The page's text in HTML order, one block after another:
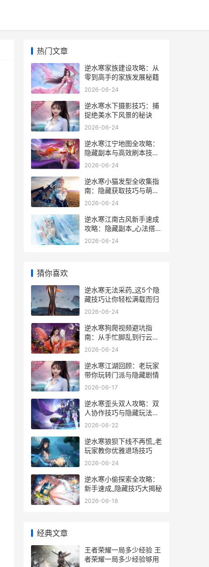
热门文章
逆水寒家族建设攻略：从
零到高手的家族发展秘籍
2026-06-24
逆水寒水下摄影技巧：捕
捉绝美水下风景的秘诀
2026-06-24
逆水寒江宁地图全攻略：
隐藏副本与高效刷本技巧
大揭秘
2026-06-24
逆水寒小猫发型全收集指
南：隐藏获取技巧与萌趣
体验
2026-06-24
逆水寒江南古风新手速成
攻略：隐藏副本_心法搭配
全解析
2026-06-24
猜你喜欢
逆水寒无法采药_这5个隐
藏技巧让你轻松满载而归
2026-06-24
逆水寒狗爬视频避坑指
南：从手忙脚乱到行云流
水的实战经验
2026-06-24
逆水寒江湖回顾：老玩家
带你玩转门派与隐藏剧情
2026-06-17
逆水寒歪头双人攻略：双
人协作技巧与隐藏玩法大
揭秘
2026-06-22
逆水寒狼狈下线不再慌_老
玩家教你优雅退场技巧
2026-06-24
逆水寒小偷探索全攻略：
新手速成_隐藏技巧大揭秘
2026-06-18
经典文章
王者荣耀一局多少经验 王
者荣耀一局多少经验够用